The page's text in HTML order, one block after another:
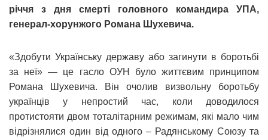
річчя з дня смерті головного командира УПА,
генерал-хорунжого Романа Шухевича.
«Здобути Українську державу або загинути в боротьбі
за неї» — це гасло ОУН було життєвим принципом
Романа Шухевича. Він очолив визвольну боротьбу
українців у непростий час, коли доводилося
протистояти двом тоталітарним режимам, які мало чим
відрізнялися один від одного – Радянському Союзу та